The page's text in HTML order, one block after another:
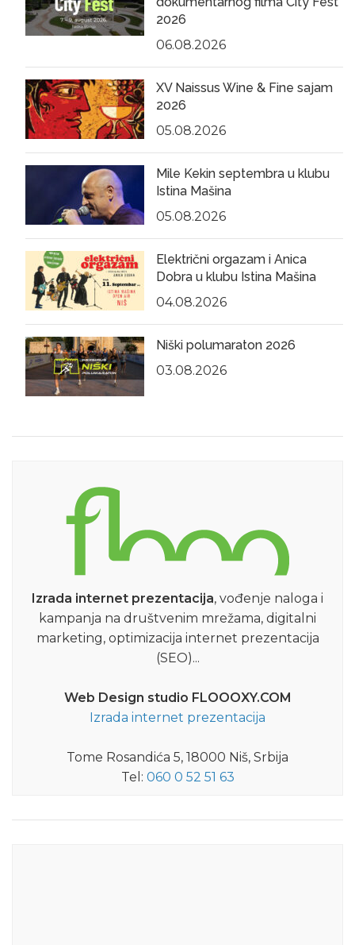
2026
06.08.2026
XV Naissus Wine & Fine sajam
2026
05.08.2026
Mile Kekin septembra u klubu
Istina Mašina
05.08.2026
Električni orgazam i Anica
Dobra u klubu Istina Mašina
04.08.2026
Niški polumaraton 2026
03.08.2026
Izrada internet prezentacija, vođenje naloga i
kampanja na društvenim mrežama, digitalni
marketing, optimizacija internet prezentacija
(SEO)...
Web Design studio FLOOOXY.COM
Izrada internet prezentacija
Tome Rosandića 5, 18000 Niš, Srbija
Tel: 060 0 52 51 63